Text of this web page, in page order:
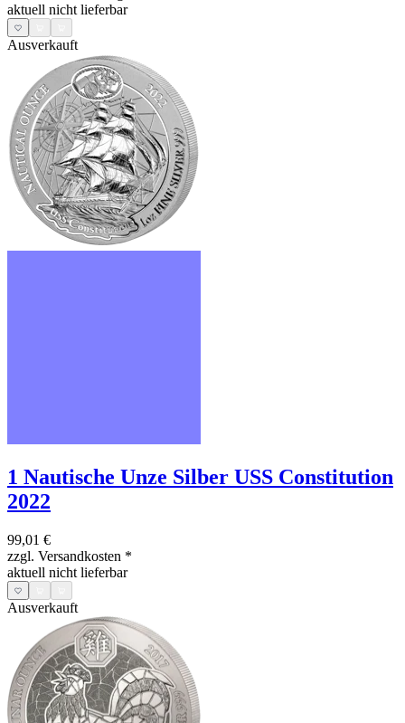
aktuell nicht lieferbar
Ausverkauft
1 Nautische Unze Silber USS Constitution
2022
99,01 €
zzgl. Versandkosten *
aktuell nicht lieferbar
Ausverkauft